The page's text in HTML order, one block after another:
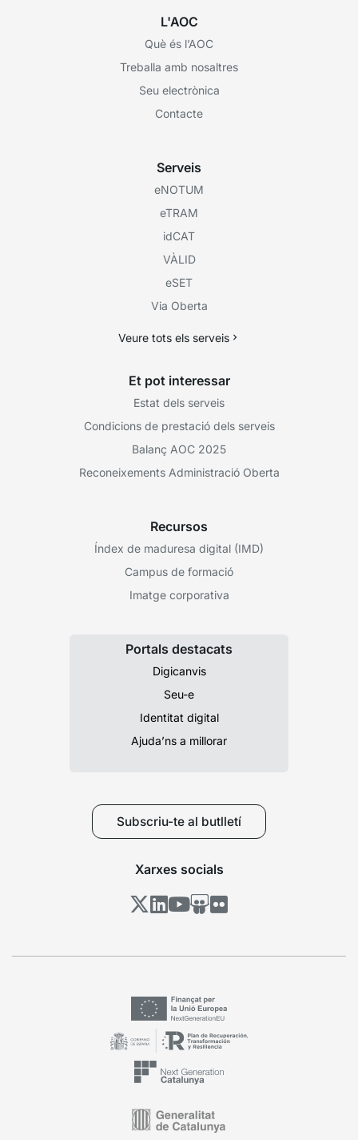
L'AOC
Què és l’AOC
Treballa amb nosaltres
Seu electrònica
Contacte
Serveis
eNOTUM
eTRAM
idCAT
VÀLID
eSET
Via Oberta
Veure tots els serveis
Et pot interessar
Estat dels serveis
Condicions de prestació dels serveis
Balanç AOC 2025
Reconeixements Administració Oberta
Recursos
Índex de maduresa digital (IMD)
Campus de formació
Imatge corporativa
Portals destacats
Digicanvis
Seu-e
Identitat digital
Ajuda’ns a millorar
Subscriu-te al butlletí
Xarxes socials